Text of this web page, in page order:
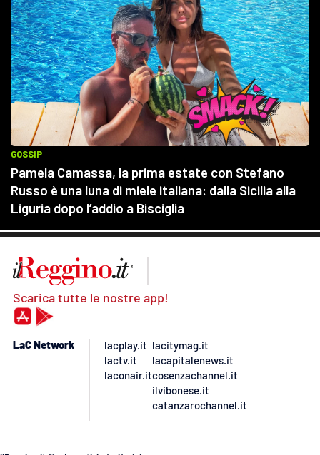
Scarica tutte le nostre app!
LaC Network
lacplay.it
lactv.it
laconair.it
lacitymag.it
lacapitalenews.it
cosenzachannel.it
ilvibonese.it
catanzarochannel.it